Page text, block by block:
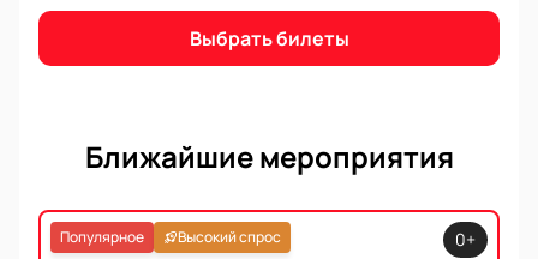
Выбрать билеты
Ближайшие мероприятия
Популярное
Высокий спрос
0+